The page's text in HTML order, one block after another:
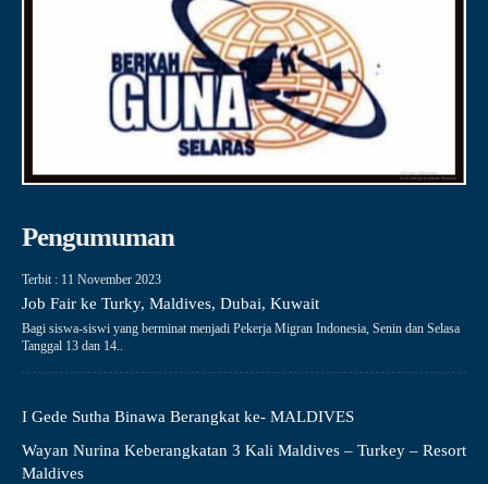
Pengumuman
Terbit : 11 November 2023
Job Fair ke Turky, Maldives, Dubai, Kuwait
Bagi siswa-siswi yang berminat menjadi Pekerja Migran Indonesia, Senin dan Selasa
Tanggal 13 dan 14..
I Gede Sutha Binawa Berangkat ke- MALDIVES
Wayan Nurina Keberangkatan 3 Kali Maldives – Turkey – Resort
Maldives